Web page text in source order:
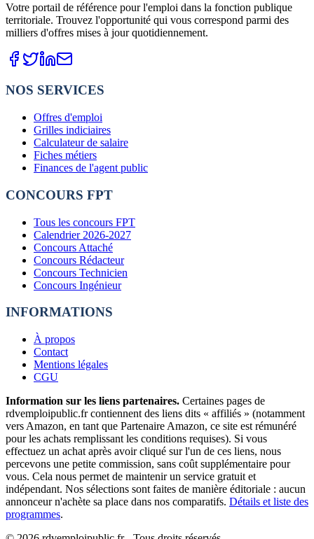
Votre portail de référence pour l'emploi dans la fonction publique
territoriale. Trouvez l'opportunité qui vous correspond parmi des
milliers d'offres mises à jour quotidiennement.
NOS SERVICES
Offres d'emploi
Grilles indiciaires
Calculateur de salaire
Fiches métiers
Finances de l'agent public
CONCOURS FPT
Tous les concours FPT
Calendrier 2026-2027
Concours Attaché
Concours Rédacteur
Concours Technicien
Concours Ingénieur
INFORMATIONS
À propos
Contact
Mentions légales
CGU
Information sur les liens partenaires. Certaines pages de
rdvemploipublic.fr contiennent des liens dits « affiliés » (notamment
vers Amazon, en tant que Partenaire Amazon, ce site est rémunéré
pour les achats remplissant les conditions requises). Si vous
effectuez un achat après avoir cliqué sur l'un de ces liens, nous
percevons une petite commission, sans coût supplémentaire pour
vous. Cela nous permet de maintenir un service gratuit et
indépendant. Nos sélections sont faites de manière éditoriale : aucun
annonceur n'achète sa place dans nos comparatifs. Détails et liste des
programmes.